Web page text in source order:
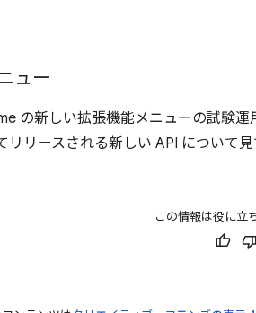
ュー
の新しい拡張機能メニューの試験
リリースされる新しい API について見
この情報は役に立